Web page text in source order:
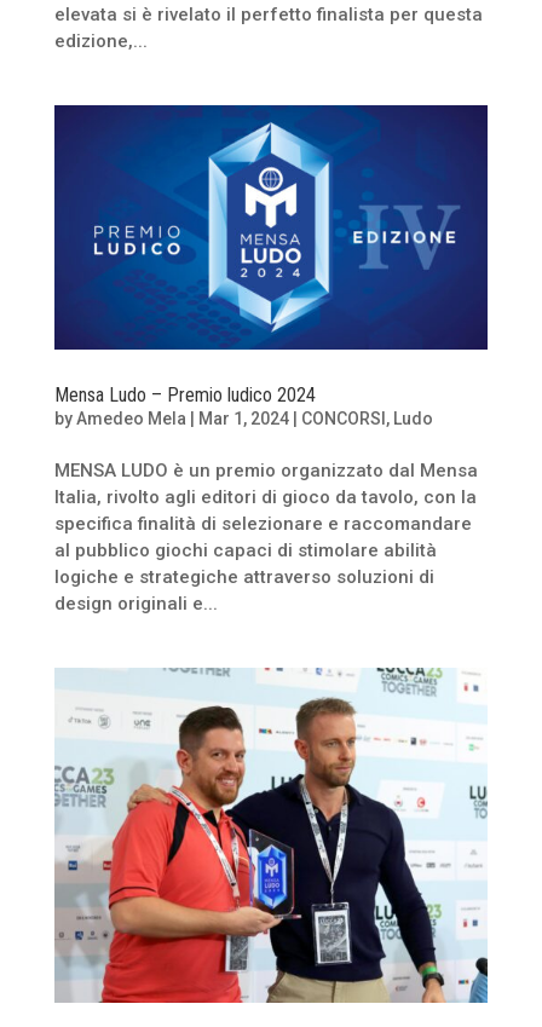
elevata si è rivelato il perfetto finalista per questa
edizione,...
Mensa Ludo – Premio ludico 2024
byAmedeo Mela Mar 1, 2024| CONCORSI , Ludo
MENSA LUDO è un premio organizzato dal Mensa
Italia, rivolto agli editori di gioco da tavolo, con la
specifica finalità di selezionare e raccomandare
al pubblico giochi capaci di stimolare abilità
logiche e strategiche attraverso soluzioni di
design originali e...